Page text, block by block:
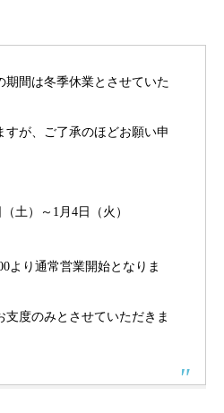
期間は冬季休業とさせていた
すが、ご了承のほどお願い申
土）～1月4日（火）
より通常営業開始となりま
支度のみとさせていただきま